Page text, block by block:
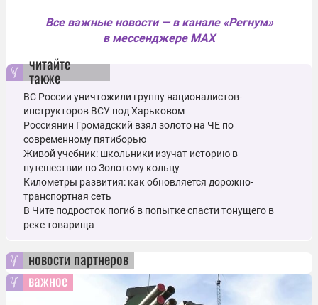
Все важные новости — в канале «Регнум»
в мессенджере MAX
читайте
также
ВС России уничтожили группу националистов-
инструкторов ВСУ под Харьковом
Россиянин Громадский взял золото на ЧЕ по
современному пятиборью
Живой учебник: школьники изучат историю в
путешествии по Золотому кольцу
Километры развития: как обновляется дорожно-
транспортная сеть
В Чите подросток погиб в попытке спасти тонущего в
реке товарища
новости партнеров
важное